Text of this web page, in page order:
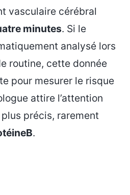
vasculaire cérébral
minutes. Si le
analysé lors
routine, cette donnée
pour mesurer le risque
attire l’attention
précis, rarement
.